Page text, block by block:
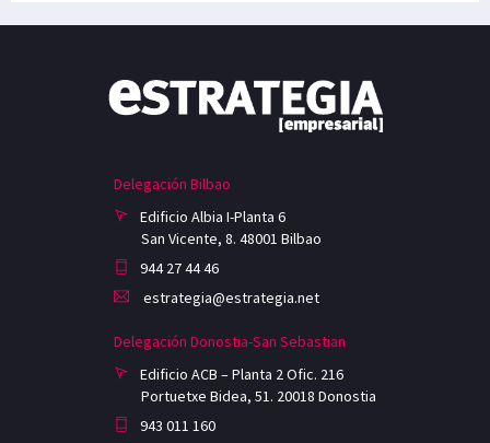
Delegación Bilbao
Edificio Albia I-Planta 6
San Vicente, 8. 48001 Bilbao
944 27 44 46
estrategia@estrategia.net
Delegación Donostia-San Sebastian
Edificio ACB – Planta 2 Ofic. 216
Portuetxe Bidea, 51. 20018 Donostia
943 011 160